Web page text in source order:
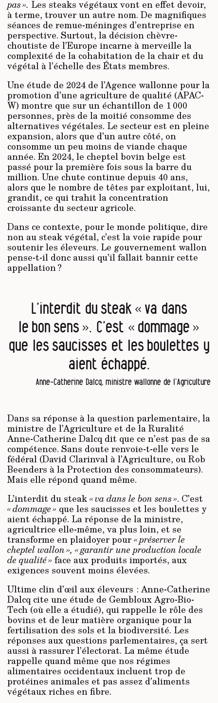
pas ». Les steaks végétaux vont en effet devoir,
à terme, trouver un autre nom. De magnifiques
séances de remue-méninges d’entreprise en
perspective. Surtout, la décision chèvre-
choutiste de l’Europe incarne à merveille la
complexité de la cohabitation de la chair et du
végétal à l’échelle des États membres.
Une étude de 2024 de l’Agence wallonne pour la
promotion d’une agriculture de qualité (APAC-
W) montre que sur un échantillon de 1 000
personnes, près de la moitié consomme des
alternatives végétales. Le secteur est en pleine
expansion, alors que d’un autre côté, on
consomme un peu moins de viande chaque
année. En 2024, le cheptel bovin belge est
passé pour la première fois sous la barre du
million. Une chute continue depuis 40 ans,
alors que le nombre de têtes par exploitant, lui,
grandit, ce qui trahit la concentration
croissante du secteur agricole.
Dans ce contexte, pour le monde politique, dire
non au steak végétal, c’est la voie rapide pour
soutenir les éleveurs. Le gouvernement wallon
pense-t-il donc aussi qu’il fallait bannir cette
appellation ?
L’interdit du steak « va dans
le bon sens ». C’est « dommage »
que les saucisses et les boulettes y
aient échappé.
Anne-Catherine Dalcq, ministre wallonne de l’Agriculture
Dans sa réponse à la question parlementaire, la
ministre de l’Agriculture et de la Ruralité
Anne-Catherine Dalcq dit que ce n’est pas de sa
compétence. Sans doute renvoie-t-elle vers le
fédéral (David Clarinval à l’Agriculture, ou Rob
Beenders à la Protection des consommateurs).
Mais elle répond quand même.
L’interdit du steak« va dans le bon sens ». C’est
« dommage » que les saucisses et les boulettes y
aient échappé. La réponse de la ministre,
agricultrice elle-même, va plus loin, et se
transforme en plaidoyer pour« préserver le
cheptel wallon », « garantir une production locale
de qualité » face aux produits importés, aux
exigences souvent moins élevées.
Ultime clin d’œil aux éleveurs : Anne-Catherine
Dalcq cite une étude de Gembloux Agro-Bio-
Tech (où elle a étudié), qui rappelle le rôle des
bovins et de leur matière organique pour la
fertilisation des sols et la biodiversité. Les
réponses aux questions parlementaires, ça sert
aussi à rassurer l’électorat. La même étude
rappelle quand même que nos régimes
alimentaires occidentaux incluent trop de
protéines animales et pas assez d’aliments
végétaux riches en fibre.